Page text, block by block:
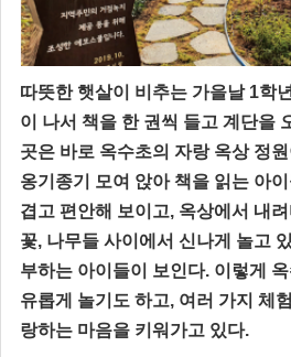
따뜻한 햇살이 비추는 가을날 1학
이 나서 책을 한 권씩 들고 계단을
곳은 바로 옥수초의 자랑 옥상 정
옹기종기 모여 앉아 책을 읽는 아
겹고 편안해 보이고, 옥상에서 내
꽃, 나무들 사이에서 신나게 놀고
부하는 아이들이 보인다. 이렇게
유롭게 놀기도 하고, 여러 가지 체
랑하는 마음을 키워가고 있다.